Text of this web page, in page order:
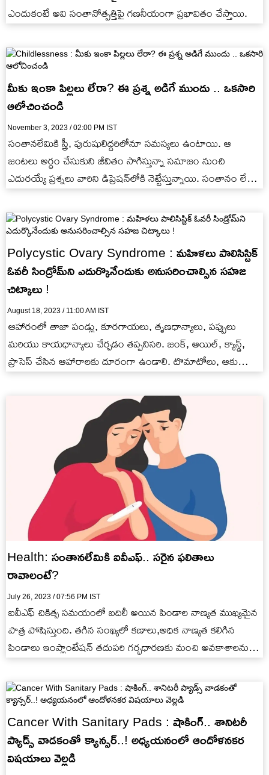
ఎందుకంటే అవి సంతానోత్పత్తిపై గణనీయంగా ప్రభావితం చేస్తాయి.
మీకు ఇంకా పిల్లలు లేరా? ఈ ప్రశ్న అడిగే ముందు .. ఒకసారి
ఆలోచించండి
November 3, 2023 / 02:00 PM IST
సంతానలేమికి స్త్రీ, పురుషులిద్దరిలోనూ సమస్యలు ఉంటాయి. ఆ
జంటలు అర్ధం చేసుకుని జీవితం సాగిస్తున్నా సమాజం నుంచి
ఎదురయ్యే ప్రశ్నలు వారిని డిప్రెషన్‌లోకి నెట్టేస్తున్నాయి. సంతానం లేని
Polycystic Ovary Syndrome : మహిళలు పాలిసిస్టిక్
ఓవరీ సిండ్రోమ్‌ని ఎదుర్కొనేందుకు అనుసరించాల్సిన సహజ
చిట్కాలు !
August 18, 2023 / 11:00 AM IST
ఆహారంలో తాజా పండ్లు, కూరగాయలు, తృణధాన్యాలు, పప్పులు
మరియు కాయధాన్యాలు చేర్చడం తప్పనిసరి. జంక్, ఆయిల్, క్యాన్డ్,
ప్రాసెస్ చేసిన ఆహారాలకు దూరంగా ఉండాలి. టొమాటోలు, ఆకు
Health: సంతానలేమికి ఐవీఎఫ్‌.. సరైన ఫలితాలు
రావాలంటే?
July 26, 2023 / 07:56 PM IST
ఐవీఎఫ్‌ చికిత్స సమయంలో బదిలీ అయిన పిండాల నాణ్యత ముఖ్యమైన
పాత్ర పోషిస్తుంది. తగిన సంఖ్యలో కణాలు,అధిక నాణ్యత కలిగిన
పిండాలు ఇంప్లాంటేషన్‌ తదుపరి గర్భధారణకు మంచి అవకాశాలను
Cancer With Sanitary Pads : షాకింగ్.. శానిటరీ
ప్యాడ్స్‌ వాడకంతో క్యాన్సర్‌..! అధ్యయనంలో ఆందోళనకర
విషయాలు వెల్లడి